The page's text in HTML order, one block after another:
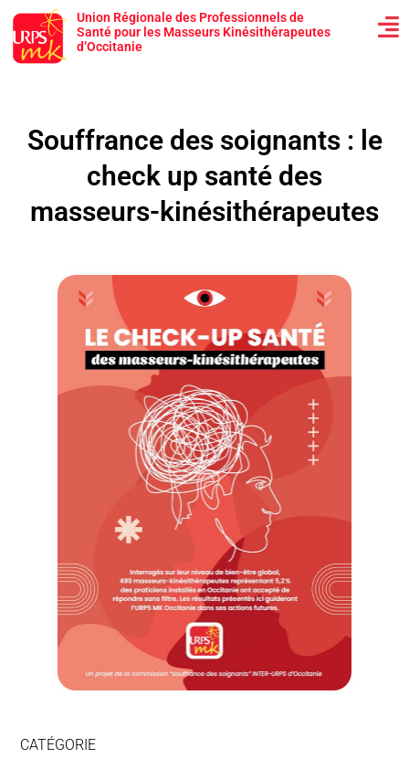
Union Régionale des Professionnels de
Santé pour les Masseurs Kinésithérapeutes
d’Occitanie
Souffrance des soignants : le
check up santé des
masseurs-kinésithérapeutes
CATÉGORIE